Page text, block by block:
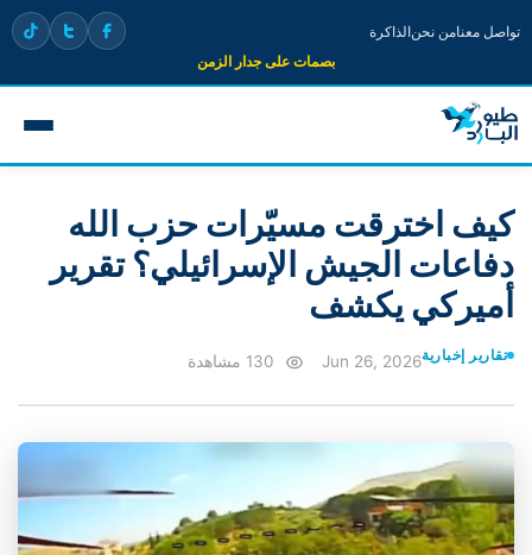
تواصل معنامن نحنالذاكرة
بصمات على جدار الزمن
كيف اخترقت مسيّرات حزب الله
دفاعات الجيش الإسرائيلي؟ تقرير
أميركي يكشف
تقارير إخباريةJun 26, 2026